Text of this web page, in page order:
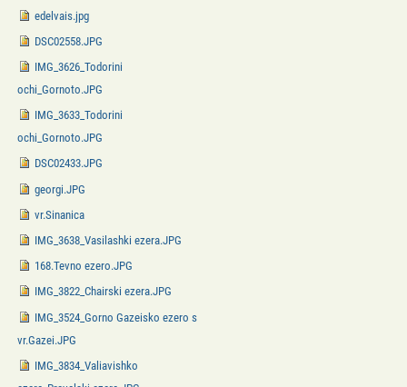
edelvais.jpg
DSC02558.JPG
IMG_3626_Todorini
ochi_Gornoto.JPG
IMG_3633_Todorini
ochi_Gornoto.JPG
DSC02433.JPG
georgi.JPG
vr.Sinanica
IMG_3638_Vasilashki ezera.JPG
168.Tevno ezero.JPG
IMG_3822_Chairski ezera.JPG
IMG_3524_Gorno Gazeisko ezero s
vr.Gazei.JPG
IMG_3834_Valiavishko